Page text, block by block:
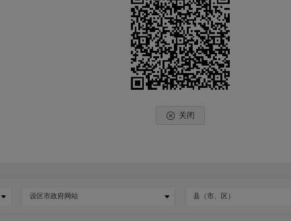
关闭
设区市政府网站 县（市、区）